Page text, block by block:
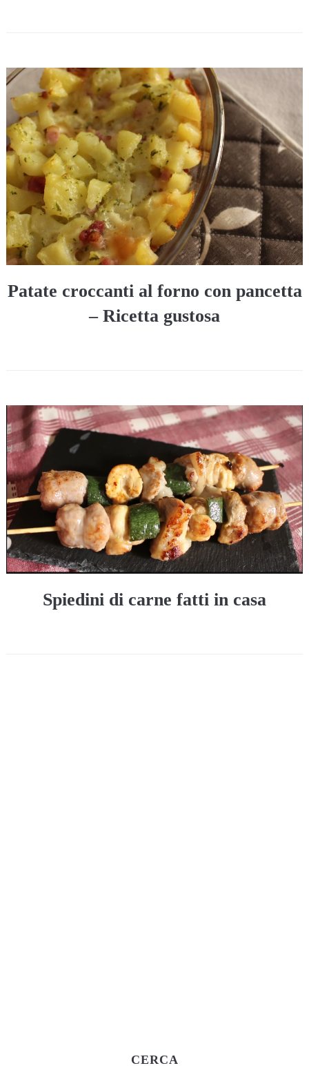
Patate croccanti al forno con pancetta
– Ricetta gustosa
Spiedini di carne fatti in casa
CERCA